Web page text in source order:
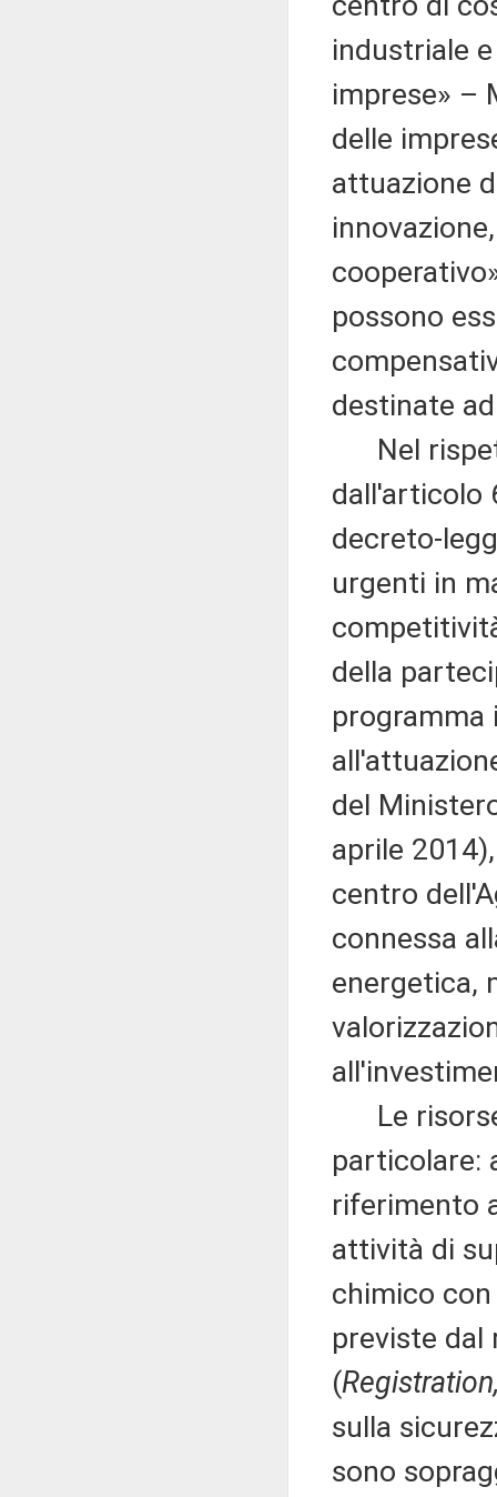
industriale
imprese» –
delle
attuazione
possono
destinate
Nel
dall'articolo
decreto-
urgenti in
della
programma
del
aprile
centro
connessa
energetica,
Le risorse
particolare:
riferimento
attività di
chimico
previste dal
(
sulla
sono